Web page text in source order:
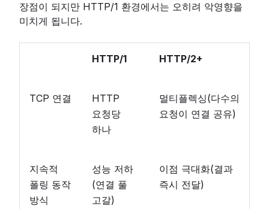
장점이 되지만 HTTP/1 환경에서는 오히려 악영향을
미치게 됩니다.
HTTP/1 HTTP/2+
TCP 연결
HTTP
요청당
하나
멀티플렉싱(다수의
요청이 연결 공유)
지속적
폴링 동작
방식
성능 저하
(연결 풀
고갈)
이점 극대화(결과
즉시 전달)